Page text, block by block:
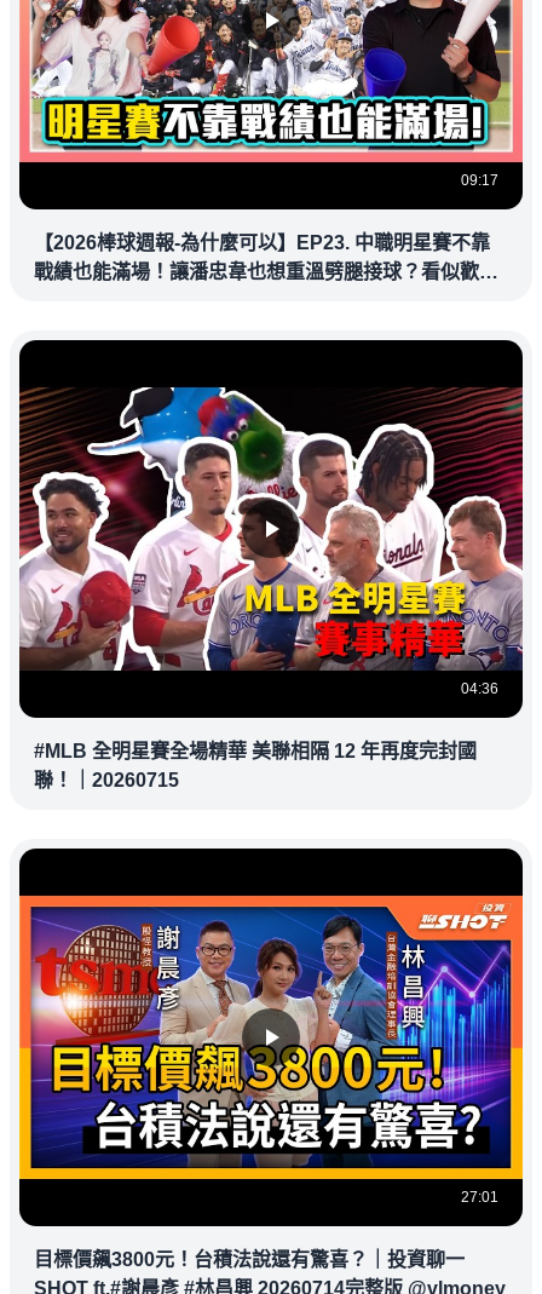
09:17
【2026棒球週報-為什麼可以】EP23. 中職明星賽不靠
戰績也能滿場！讓潘忠韋也想重溫劈腿接球？看似歡樂
04:36
#MLB 全明星賽全場精華 美聯相隔 12 年再度完封國
聯！｜20260715
27:01
目標價飆3800元！台積法說還有驚喜？｜投資聊一
SHOT ft.#謝晨彥 #林昌興 20260714完整版 @vlmoney